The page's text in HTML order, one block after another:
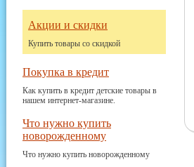
Акции и скидки
Купить товары со скидкой
Покупка в кредит
Как купить в кредит детские товары в
нашем интернет-магазине.
Что нужно купить
новорожденному
Что нужно купить новорожденному